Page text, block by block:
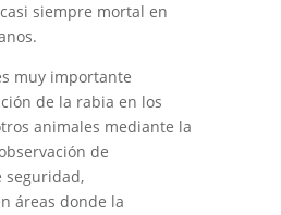
siempre mortal en
muy importante
de la rabia en los
animales mediante la
de
seguridad,
áreas donde la